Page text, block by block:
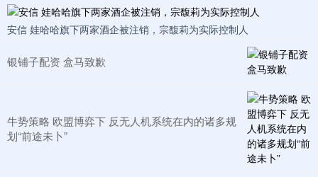
安信 娃哈哈旗下两家酒企被注销，宗馥莉为实际控制人
银铺子配资 盒马致歉
牛势策略 欧盟博弈下 反无人机系统在内的诸多规
划“前途未卜”